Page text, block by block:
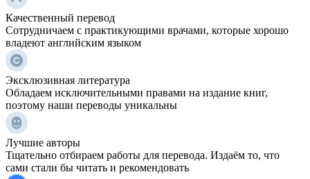
Качественный перевод
Сотрудничаем с практикующими врачами, которые хорошо
владеют английским языком
Эксклюзивная литература
Обладаем исключительными правами на издание книг,
поэтому наши переводы уникальны
Лучшие авторы
Тщательно отбираем работы для перевода. Издаём то, что
сами стали бы читать и рекомендовать